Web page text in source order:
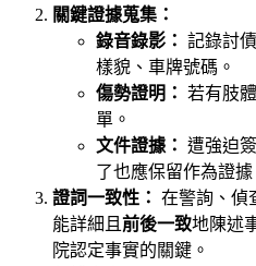
關鍵證據蒐集：
錄音錄影： 記錄討
樣貌、車牌號碼。
傷勢證明： 若有肢
單。
文件證據： 遭強迫
了也應保留作為證據
證詞一致性： 在警詢、偵
能詳細且 前後一致地陳述
院認定事實的關鍵。